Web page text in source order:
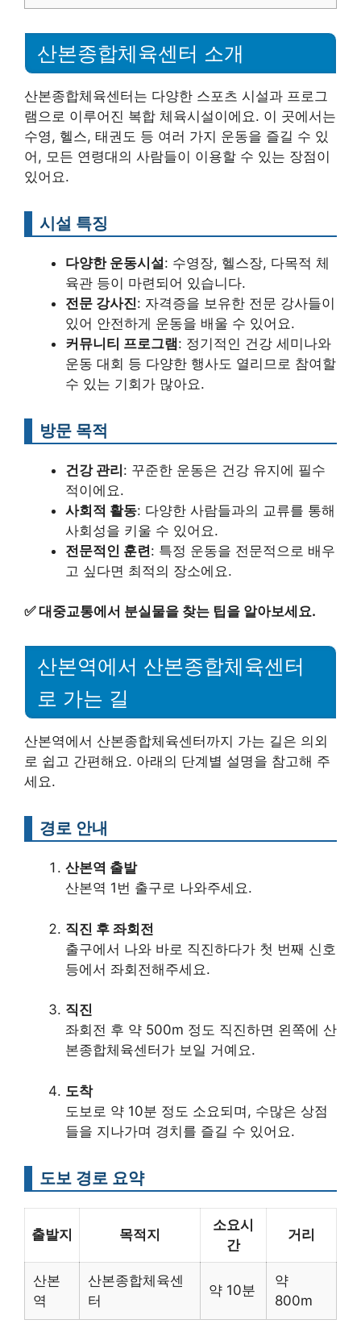
산본종합체육센터 소개
산본종합체육센터는 다양한 스포츠 시설과 프로그
램으로 이루어진 복합 체육시설이에요. 이 곳에서는
수영, 헬스, 태권도 등 여러 가지 운동을 즐길 수 있
어, 모든 연령대의 사람들이 이용할 수 있는 장점이
있어요.
시설 특징
다양한 운동시설: 수영장, 헬스장, 다목적 체
육관 등이 마련되어 있습니다.
전문 강사진: 자격증을 보유한 전문 강사들이
있어 안전하게 운동을 배울 수 있어요.
커뮤니티 프로그램: 정기적인 건강 세미나와
운동 대회 등 다양한 행사도 열리므로 참여할
수 있는 기회가 많아요.
방문 목적
건강 관리: 꾸준한 운동은 건강 유지에 필수
적이에요.
사회적 활동: 다양한 사람들과의 교류를 통해
사회성을 키울 수 있어요.
전문적인 훈련: 특정 운동을 전문적으로 배우
고 싶다면 최적의 장소에요.
✅대중교통에서 분실물을 찾는 팁을 알아보세요.
산본역에서 산본종합체육센터
로 가는 길
산본역에서 산본종합체육센터까지 가는 길은 의외
로 쉽고 간편해요. 아래의 단계별 설명을 참고해 주
세요.
경로 안내
산본역 출발
산본역 1번 출구로 나와주세요.
직진 후 좌회전
출구에서 나와 바로 직진하다가 첫 번째 신호
등에서 좌회전해주세요.
직진
좌회전 후 약 500m 정도 직진하면 왼쪽에 산
본종합체육센터가 보일 거예요.
도착
도보로 약 10분 정도 소요되며, 수많은 상점
들을 지나가며 경치를 즐길 수 있어요.
도보 경로 요약
출발지 목적지
소요시
간
거리
산본
역
산본종합체육센
터
약 10분
약
800m